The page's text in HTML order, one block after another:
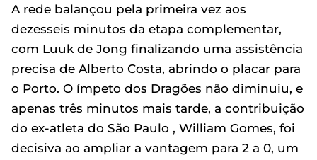
A rede balançou pela primeira vez aos
dezesseis minutos da etapa complementar,
com Luuk de Jong finalizando uma assistência
precisa de Alberto Costa, abrindo o placar para
o Porto. O ímpeto dos Dragões não diminuiu, e
apenas três minutos mais tarde, a contribuição
do ex-atleta do São Paulo , William Gomes, foi
decisiva ao ampliar a vantagem para 2 a 0, um